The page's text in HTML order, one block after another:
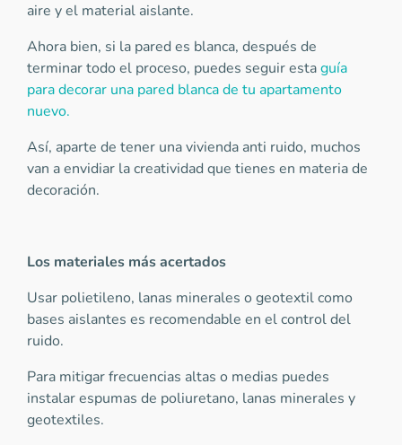
aire y el material aislante.
Ahora bien, si la pared es blanca, después de
terminar todo el proceso, puedes seguir estaguía
para decorar una pared blanca de tu apartamento
nuevo.
Así, aparte de tener una vivienda anti ruido, muchos
van a envidiar la creatividad que tienes en materia de
decoración.
Los materiales más acertados
Usar polietileno, lanas minerales o geotextil como
bases aislantes es recomendable en el control del
ruido.
Para mitigar frecuencias altas o medias puedes
instalar espumas de poliuretano, lanas minerales y
geotextiles.